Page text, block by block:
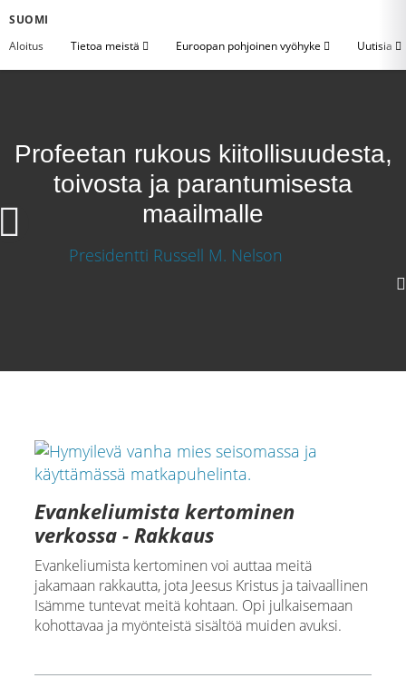
SUOMI
Aloitus
Tietoa meistä Euroopan pohjoinen vyöhyke Uutisia
Profeetan rukous kiitollisuudesta,
toivosta ja parantumisesta
maailmalle
Evankeliumista kertominen
verkossa - Rakkaus
Evankeliumista kertominen voi auttaa meitä
jakamaan rakkautta, jota Jeesus Kristus ja taivaallinen
Isämme tuntevat meitä kohtaan. Opi julkaisemaan
kohottavaa ja myönteistä sisältöä muiden avuksi.